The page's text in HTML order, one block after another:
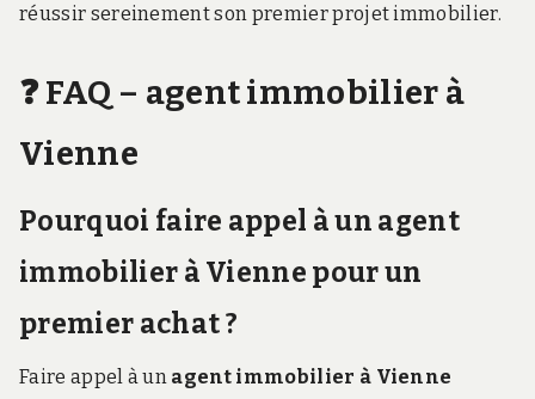
réussir sereinement son premier projet immobilier.
❓ FAQ – agent immobilier à
Vienne
Pourquoi faire appel à un agent
immobilier à Vienne pour un
premier achat ?
Faire appel à un agent immobilier à Vienne